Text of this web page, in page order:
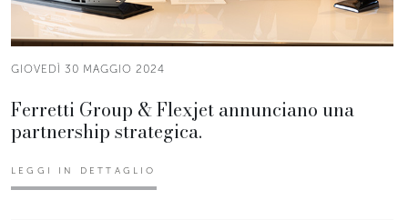
GIOVEDÌ 30 MAGGIO 2024
Ferretti Group & Flexjet annunciano una
partnership strategica.
LEGGI IN DETTAGLIO